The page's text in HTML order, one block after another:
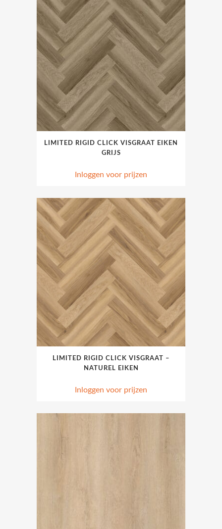
LIMITED RIGID CLICK VISGRAAT EIKEN
GRIJS
Inloggen voor prijzen
LIMITED RIGID CLICK VISGRAAT –
NATUREL EIKEN
Inloggen voor prijzen